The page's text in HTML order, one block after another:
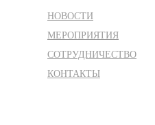
НОВОСТИ
МЕРОПРИЯТИЯ
СОТРУДНИЧЕСТВО
КОНТАКТЫ